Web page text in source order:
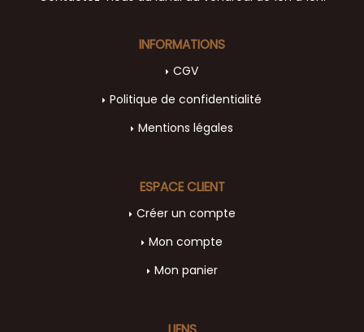
INFORMATIONS
CGV
Politique de confidentialité
Mentions légales
ESPACE CLIENT
Créer un compte
Mon compte
Mon panier